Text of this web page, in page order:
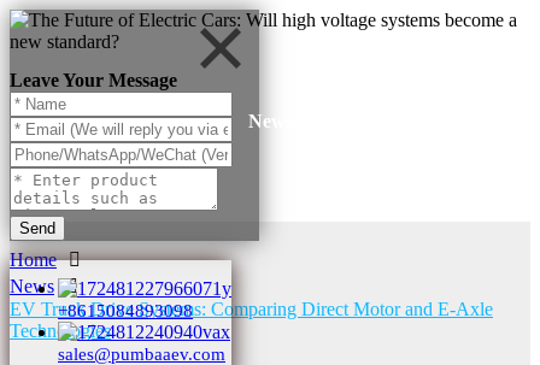
Leave Your Message
Send
+8615084893098
sales@pumbaaev.com
News
Home
News
EV Truck Drive Systems: Comparing Direct Motor and E-Axle
Technologies